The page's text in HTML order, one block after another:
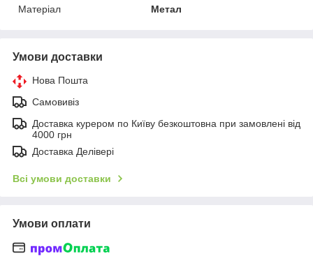
Матеріал
Метал
Умови доставки
Нова Пошта
Самовивіз
Доставка курером по Київу безкоштовна при замовлені від
4000 грн
Доставка Делівері
Всі умови доставки
Умови оплати